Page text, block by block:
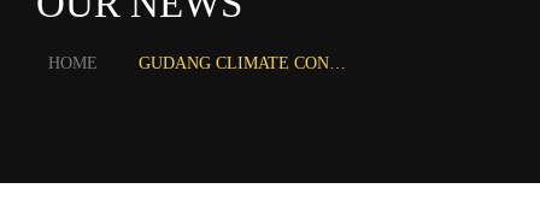
GALLERY
HOME GUDANG CLIMATE CONTROLLED GUDANG OTOMATIS